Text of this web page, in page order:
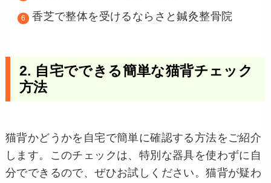
香芝で整体を受けるならさと鍼灸整骨院
2. 自宅でできる簡単な猫背チェック
方法
猫背かどうかを自宅で簡単に確認する方法をご紹介
します。このチェックは、特別な器具を使わずに自
分でできるので、ぜひお試しください。猫背が疑わ